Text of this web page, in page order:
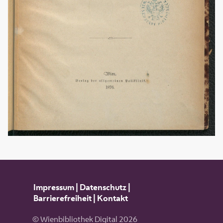
Impressum| Datenschutz|
Barrierefreiheit| Kontakt
© Wienbibliothek Digital 2026